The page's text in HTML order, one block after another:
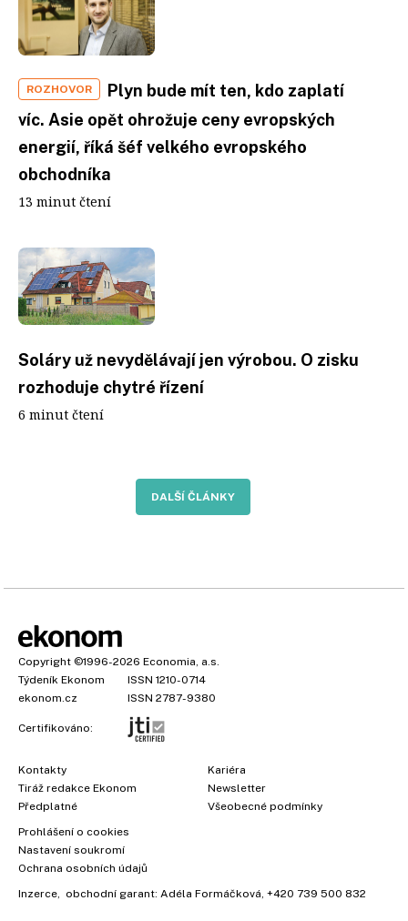
ROZHOVOR
Plyn bude mít ten, kdo zaplatí
víc. Asie opět ohrožuje ceny evropských
energií, říká šéf velkého evropského
obchodníka
13 minut čtení
Soláry už nevydělávají jen výrobou. O zisku
rozhoduje chytré řízení
6 minut čtení
DALŠÍ ČLÁNKY
Copyright ©1996-2026 Economia, a.s.
Týdeník Ekonom
ISSN 1210-0714
ekonom.cz
ISSN 2787-9380
Certifikováno:
Kontakty
Tiráž redakce Ekonom
Předplatné
Kariéra
Newsletter
Všeobecné podmínky
Prohlášení o cookies
Nastavení soukromí
Ochrana osobních údajů
Inzerce , obchodní garant: Adéla Formáčková +420 739 500 832